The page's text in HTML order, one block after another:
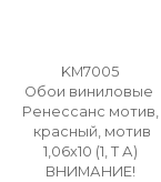
KM7005
Обои виниловые
Ренессанс мотив,
красный, мотив
1,06х10 (1, Т А)
ВНИМАНИЕ!